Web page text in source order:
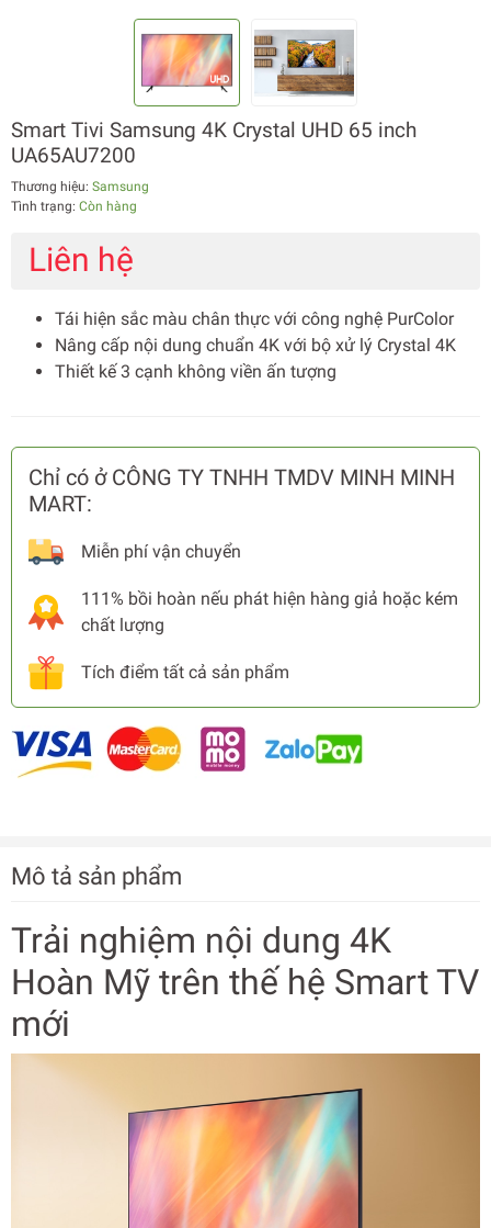
Smart Tivi Samsung 4K Crystal UHD 65 inch
UA65AU7200
Thương hiệu: Samsung
Tình trạng: Còn hàng
Liên hệ
Tái hiện sắc màu chân thực với công nghệ PurColor
Nâng cấp nội dung chuẩn 4K với bộ xử lý Crystal 4K
Thiết kế 3 cạnh không viền ấn tượng
Chỉ có ở CÔNG TY TNHH TMDV MINH MINH
MART:
Miễn phí vận chuyển
111% bồi hoàn nếu phát hiện hàng giả hoặc kém
chất lượng
Tích điểm tất cả sản phẩm
Mô tả sản phẩm
Trải nghiệm nội dung 4K
Hoàn Mỹ trên thế hệ Smart TV
mới